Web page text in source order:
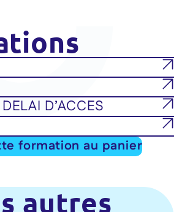
D’ACCES
formation au panier
autres